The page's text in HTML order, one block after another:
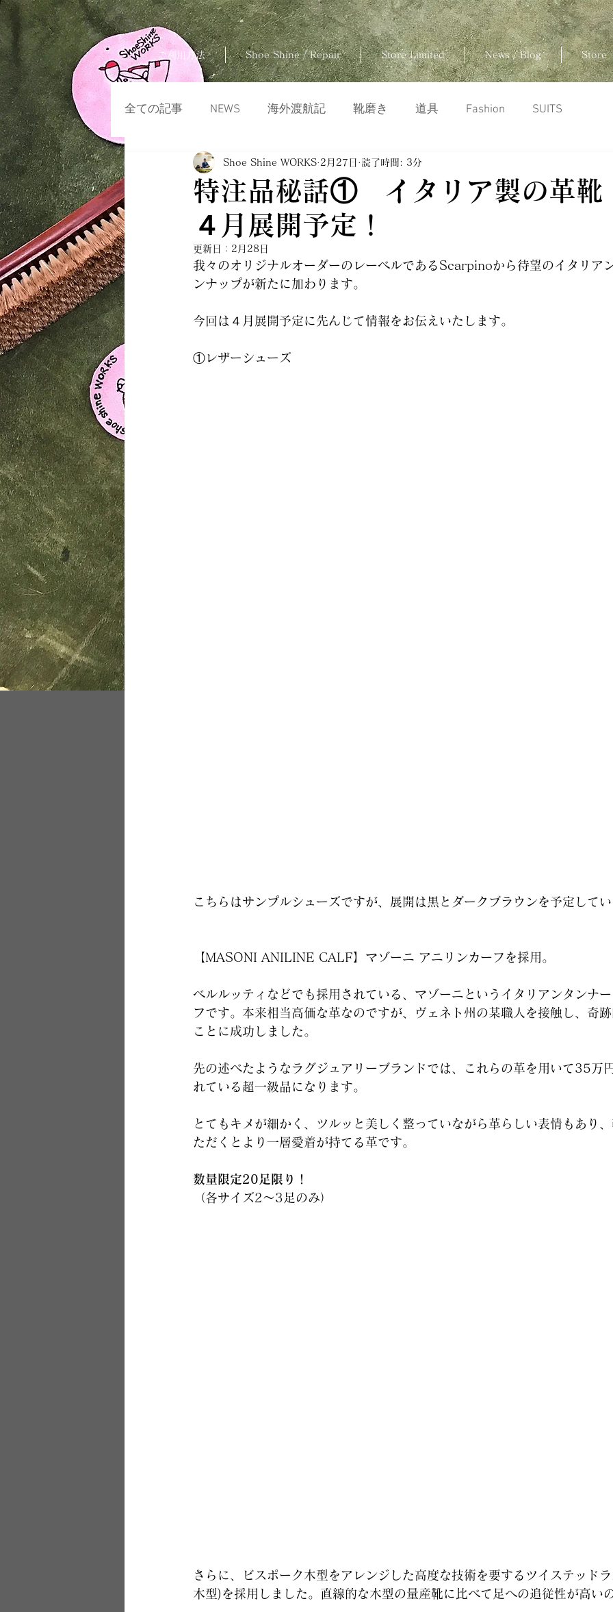
ご利用方法 Shoe Shine / Repair Store Limited News / Blog Store
全ての記事 NEWS 海外渡航記 靴磨き 道具 Fashion SUITS
特注品秘話① イタリア製の革
４月展開予定！
Shoe Shine WORKS 2月27日 読了時間: 3分
更新日： 2月28日
我々のオリジナルオーダーのレーベルであるScarpinoから待望のイタリア
ンナップが新たに加わります。
今回は４月展開予定に先んじて情報をお伝えいたします。
①レザーシューズ
こちらはサンプルシューズですが、展開は黒とダークブラウンを予定して
【MASONI ANILINE CALF】マゾーニ アニリンカーフを採用。
ベルルッティなどでも採用されている、マゾーニというイタリアンタンナ
フです。本来相当高価な革なのですが、ヴェネト州の某職人を接触し、奇
ことに成功しました。
先の述べたようなラグジュアリーブランドでは、これらの革を用いて35万
れている超一級品になります。
とてもキメが細かく、ツルッと美しく整っていながら革らしい表情もあり
ただくとより一層愛着が持てる革です。
数量限定20足限り！
（各サイズ2～3足のみ）
さらに、ビスポーク木型をアレンジした高度な技術を要するツイステッド
木型)を採用しました。直線的な木型の量産靴に比べて足への追従性が高い